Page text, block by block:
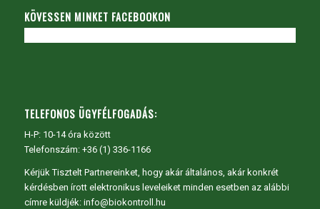
KÖVESSEN MINKET FACEBOOKON
TELEFONOS ÜGYFÉLFOGADÁS:
H-P: 10-14 óra között
Telefonszám: +36 (1) 336-1166
Kérjük Tisztelt Partnereinket, hogy akár általános, akár konkrét
kérdésben írott elektronikus leveleiket minden esetben az alábbi
címre küldjék: info@biokontroll.hu